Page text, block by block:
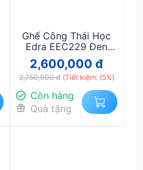
Ghế Công Thái Học
Edra EEC229 Đen
Cao Cấp – Tựa Lưng
Lưới, Ngả Đa Góc,
Chống Đau Lưng Hiệu
Quả
2,600,000 đ
2,750,000 đ (Tiết kiệm: (5%)
Còn hàng
Quà tặng